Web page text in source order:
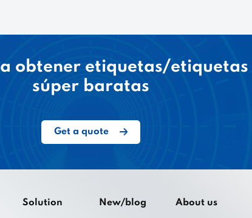
obtener etiquetas/
súper baratas
Get a quote
Solution New/blog About us